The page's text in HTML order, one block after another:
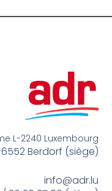
L-2240 Luxembourg
6552 Berdorf (siège)
info@adr.lu